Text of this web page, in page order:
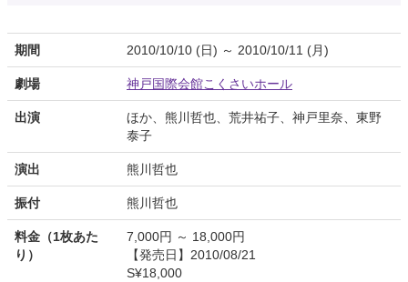
期間 2010/10/10 (日) ～ 2010/10/11 (月)
劇場 神戸国際会館こくさいホール
出演
ほか、熊川哲也、荒井祐子、神戸里奈、東野
泰子
演出 熊川哲也
振付 熊川哲也
料金（1枚あた
り）
7,000円 ～ 18,000円
【発売日】2010/08/21
S¥18,000